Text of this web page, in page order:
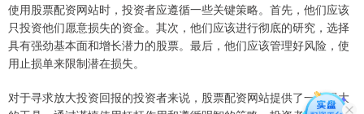
使用股票配资网站时，投资者应遵循一些关键策略。首先，他们应该
只投资他们愿意损失的资金。其次，他们应该进行彻底的研究，选择
具有强劲基本面和增长潜力的股票。最后，他们应该管理好风险，使
用止损单来限制潜在损失。
对于寻求放大投资回报的投资者来说，股票配资网站提供了一个强大